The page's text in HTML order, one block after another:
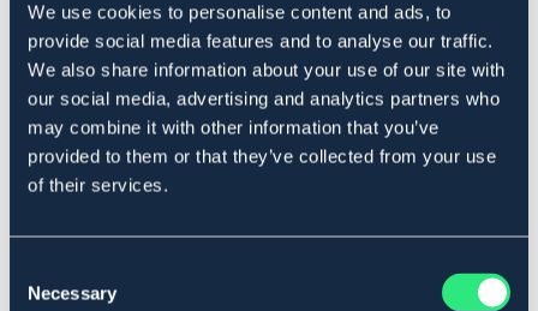
We use cookies to personalise content and ads, to
provide social media features and to analyse our traffic.
We also share information about your use of our site with
our social media, advertising and analytics partners who
may combine it with other information that you’ve
provided to them or that they’ve collected from your use
of their services.
Selection
Necessary
effekt for at spare energi. Til hegn op til 4 km.
Se sammenligning mellem aggregat.
Art.nr 150887
Materialer og dimensioner
Anmeldelser